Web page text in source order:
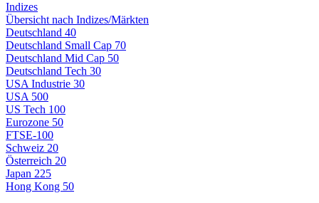
Indizes
Übersicht nach Indizes/Märkten
Deutschland 40
Deutschland Small Cap 70
Deutschland Mid Cap 50
Deutschland Tech 30
USA Industrie 30
USA 500
US Tech 100
Eurozone 50
FTSE-100
Schweiz 20
Österreich 20
Japan 225
Hong Kong 50